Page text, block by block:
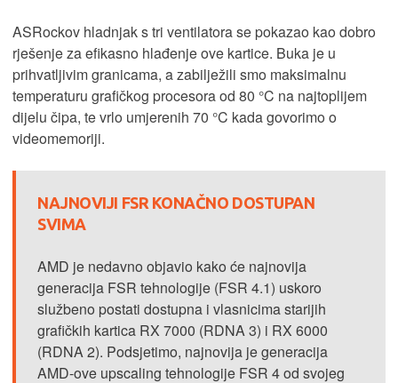
ASRockov hladnjak s tri ventilatora se pokazao kao dobro
rješenje za efikasno hlađenje ove kartice. Buka je u
prihvatljivim granicama, a zabilježili smo maksimalnu
temperaturu grafičkog procesora od 80 °C na najtoplijem
dijelu čipa, te vrlo umjerenih 70 °C kada govorimo o
videomemoriji.
NAJNOVIJI FSR KONAČNO DOSTUPAN
SVIMA
AMD je nedavno objavio kako će najnovija
generacija FSR tehnologije (FSR 4.1) uskoro
službeno postati dostupna i vlasnicima starijih
grafičkih kartica RX 7000 (RDNA 3) i RX 6000
(RDNA 2). Podsjetimo, najnovija je generacija
AMD-ove upscaling tehnologije FSR 4 od svojeg